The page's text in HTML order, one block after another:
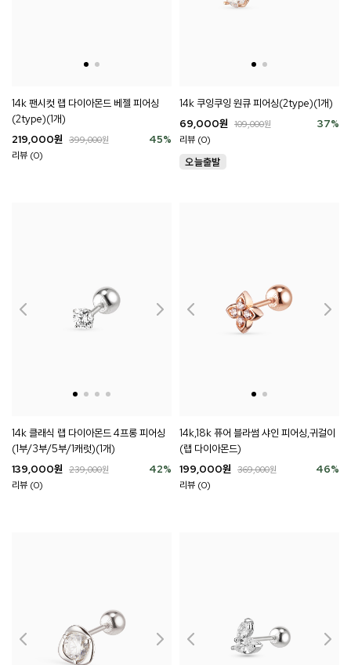
14k 팬시컷 랩 다이아몬드 베젤 피어싱
(2type)(1개)
45%
219,000원 399,000원
리뷰 (0)
14k 쿠잉쿠잉 원큐 피어싱(2type)(1개)
37%
69,000원 109,000원
리뷰 (0)
14k 클래식 랩 다이아몬드 4프롱 피어싱
(1부/3부/5부/1캐럿)(1개)
42%
139,000원 239,000원
리뷰 (0)
14k,18k 퓨어 블라썸 샤인 피어싱,귀걸이
(랩 다이아몬드)
46%
199,000원 369,000원
리뷰 (0)